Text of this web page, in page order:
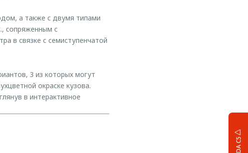
а также с двумя типами
сопряженным с
в связке с семиступенчатой
3 из которых могут
окраске кузова.
в интерактивное